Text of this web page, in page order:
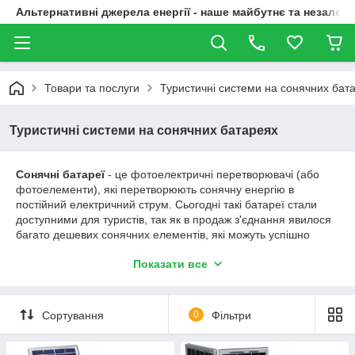
Альтернативні джерела енергії - наше майбутнє та
Товари та послуги Туристичні системи на сонячних
Туристичні системи на сонячних батареях
Сонячні батареї- це фотоелектричні перетворювачі (або
фотоелементи), які перетворюють сонячну енергію в
постійний електричний струм. Сьогодні такі батареї стали
доступними для туристів, так як в продаж з'єднання явилося
багато дешевих сонячних елементів, які можуть успішно
сонячна батарея може служити для підзарядки мобільного
функцій, таких як для живлення цифрових камер, MP3-
плеєрів, ноутбуків, фото-камер, PDA телефонів та GPS-
навігаторів.
Показати все
Сортування 0 Фільтри